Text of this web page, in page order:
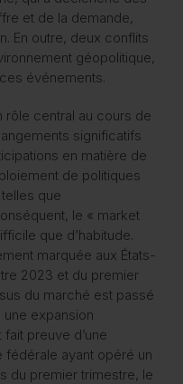
et de la demande,
En outre, deux conflits
géopolitique,
événements.
rôle central au cours de
significatifs
en matière de
de politiques
que
le « market
que d’habitude.
marquée aux États-
2023 et du premier
du marché est passé
une expansion
preuve d’une
fédérale ayant opéré un
du premier trimestre, le